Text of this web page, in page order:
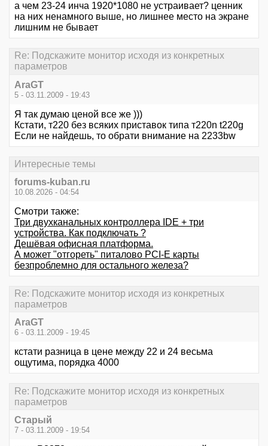
а чем 23-24 инча 1920*1080 не устраивает? ценник
на них ненамного выше, но лишнее место на экране
лишним не бывает
Re: Подскажите монитор исходя из конкретных
параметров
AraGT
5 - 03.11.2009 - 19:43
Я так думаю ценой все же )))
Кстати, т220 без всяких приставок типа т220n t220g
Если не найдешь, то обрати внимание на 2233bw
Интересные темы
forums-kuban.ru
10.08.2026 - 04:54
Смотри также:
Три двухканальных контроллера IDE + три
устройства. Как подключать ?
Дешёвая офисная платформа.
А может "отгореть" питалово PCI-E карты
безпроблемно для остального железа?
Re: Подскажите монитор исходя из конкретных
параметров
AraGT
6 - 03.11.2009 - 19:45
кстати разница в цене между 22 и 24 весьма
ощутима, порядка 4000
Re: Подскажите монитор исходя из конкретных
параметров
Старый
7 - 03.11.2009 - 19:54